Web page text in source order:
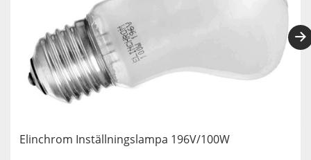
Elinchrom Inställningslampa 196V/100W